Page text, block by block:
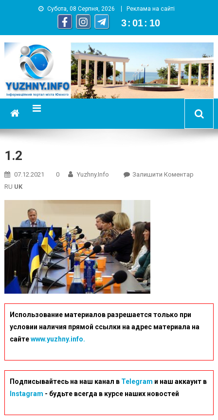
Субота, 08 Серпня, 2026 Реклама на сайті
3 : 01 : 10
YUZHNY.INFO
информационный портал города Южный
1.2
07.12.2021 0 Yuzhny.info Залишити КоментарOn
RU UK
Использование материалов разрешается только при
условии наличия прямой ссылки на адрес материала на
сайтеwww.yuzhny.info.
Подписывайтесь на наш канал в Telegram и наш аккаунт в
Instagram - будьте всегда в курсе наших новостей